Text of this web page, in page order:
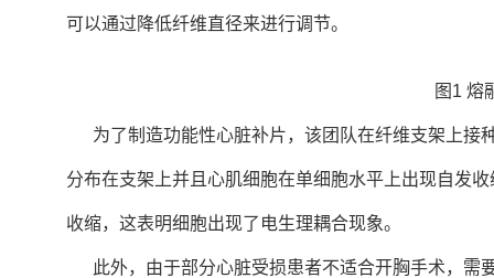
可以通过降低纤维直径来进行调节。
图1 熔
为了制造功能性心脏补片，该团队在纤维支架上接
分布在支架上并且心肌细胞在单细胞水平上出现自发
收缩，这表明细胞出现了电生理耦合现象。
此外，由于部分心脏受损患者不适合开胸手术，需